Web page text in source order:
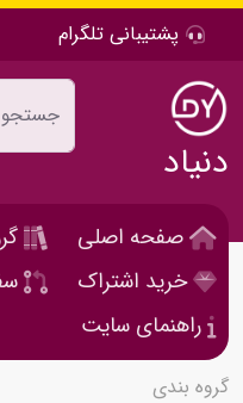
پشتیبانی تلگرام
دنیاد
صفحه اصلی
خرید اشتراک
راهنمای سایت
گروه بندی